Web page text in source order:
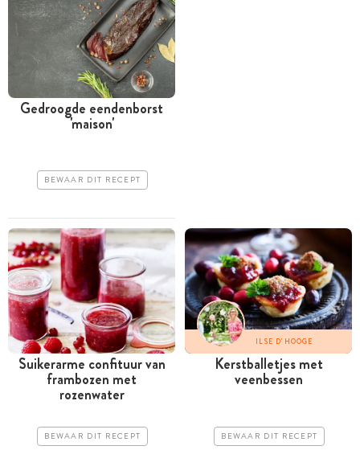
Gedroogde eendenborst
'maison'
BEWAAR DIT RECEPT
Suikerarme confituur van
frambozen met
rozenwater
BEWAAR DIT RECEPT
ILSE D'HOOGE
Kerstballetjes met
veenbessen
BEWAAR DIT RECEPT